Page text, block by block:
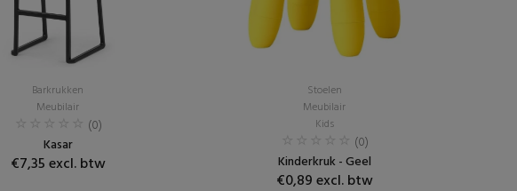
Barkrukken
Meubilair
(0)
Kasar
€7,35 excl. btw
Stoelen
Meubilair
Kids
(0)
Kinderkruk - Geel
€0,89 excl. btw